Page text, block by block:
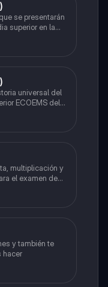
se presentarán
superior en la
universal del
ECOEMS del
multiplicación y
el examen de
y también te
hacer